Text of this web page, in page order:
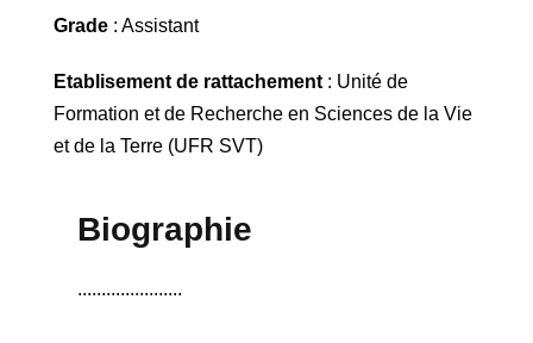
Grade: Assistant
Etablisement de rattachement: Unité de
Formation et de Recherche en Sciences de la Vie
et de la Terre (UFR SVT)
Biographie
......................